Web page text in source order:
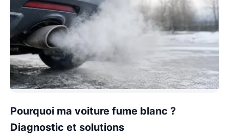
Pourquoi ma voiture fume blanc ?
Diagnostic et solutions